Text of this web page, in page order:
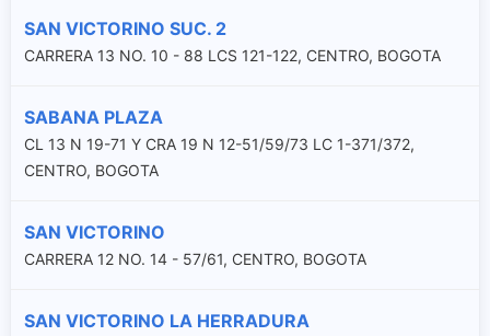
SAN VICTORINO SUC. 2
CARRERA 13 NO. 10 - 88 LCS 121-122, CENTRO, BOGOTA
SABANA PLAZA
CL 13 N 19-71 Y CRA 19 N 12-51/59/73 LC 1-371/372,
CENTRO, BOGOTA
SAN VICTORINO
CARRERA 12 NO. 14 - 57/61, CENTRO, BOGOTA
SAN VICTORINO LA HERRADURA